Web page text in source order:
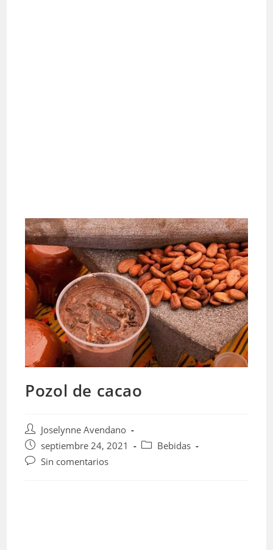
Pozol de cacao
Autor
de
la
entrada:
Joselynne Avendano
Publicación
de
septiembre 24, 2021
Categoría
Bebidas
Comentarios
Sin comentarios